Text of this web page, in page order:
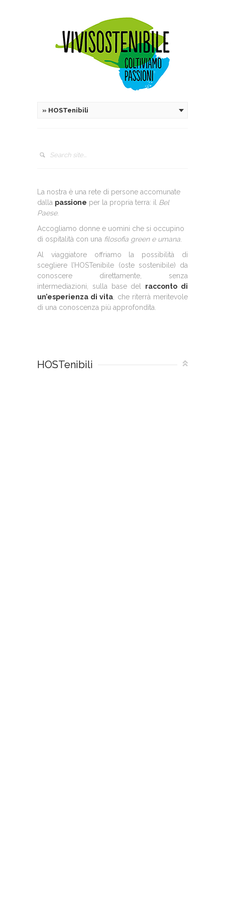
» HOSTenibili
La nostra è una rete di persone accomunate
dalla passione per la propria terra: il Bel
Paese.
Accogliamo donne e uomini che si occupino
di ospitalità con una filosofia green e umana
Al viaggiatore offriamo la possibilità di
scegliere l’HOSTenibile (oste sostenibile) da
conoscere direttamente, senza
intermediazioni, sulla base del racconto di
un’esperienza di vita , che riterrà meritevole
di una conoscenza più approfondita.
HOSTenibili